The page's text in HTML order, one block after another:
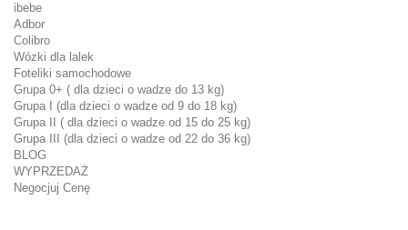
ibebe
Adbor
Colibro
Wózki dla lalek
Foteliki samochodowe
Grupa 0+ ( dla dzieci o wadze do 13 kg)
Grupa I (dla dzieci o wadze od 9 do 18 kg)
Grupa II ( dla dzieci o wadze od 15 do 25 kg)
Grupa III (dla dzieci o wadze od 22 do 36 kg)
BLOG
WYPRZEDAŻ
Negocjuj Cenę